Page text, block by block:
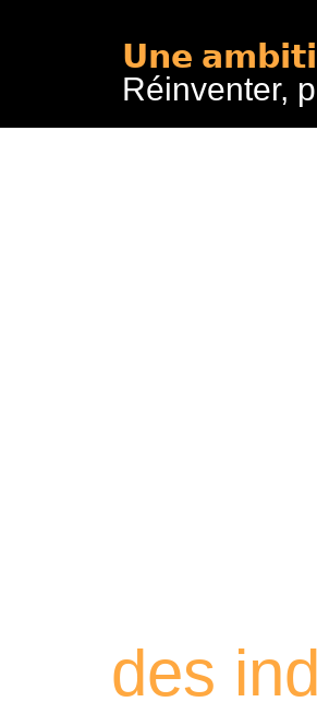
𝗨𝗻𝗲
Réinventer,
des